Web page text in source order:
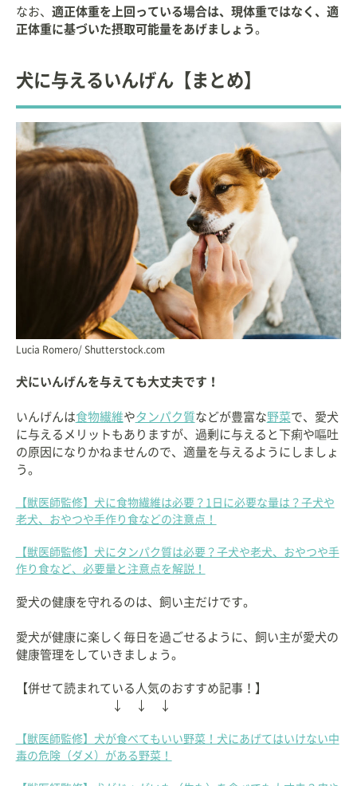
なお、 適正体重を上回っている場合は、現体重ではなく、適
正体重に基づいた摂取可能量をあげましょう。
犬に与えるいんげん【まとめ】
Lucia Romero/ Shutterstock.com
犬にいんげんを与えても大丈夫です！
いんげんは食物繊維やタンパク質などが豊富な野菜で、愛犬
に与えるメリットもありますが、過剰に与えると下痢や嘔吐
の原因になりかねませんので、適量を与えるようにしましょ
う。
【獣医師監修】犬に食物繊維は必要？1日に必要な量は？子犬や
老犬、おやつや手作り食などの注意点！
【獣医師監修】犬にタンパク質は必要？子犬や老犬、おやつや手
作り食など、必要量と注意点を解説！
愛犬の健康を守れるのは、飼い主だけです。
愛犬が健康に楽しく毎日を過ごせるように、飼い主が愛犬の
健康管理をしていきましょう。
【併せて読まれている人気のおすすめ記事！】
↓ ↓ ↓
【獣医師監修】犬が食べてもいい野菜！犬にあげてはいけない中
毒の危険（ダメ）がある野菜！